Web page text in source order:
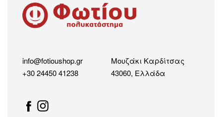
info@fotioushop.gr
+30 24450 41238
Μουζάκι Καρδίτσας
43060, Ελλάδα